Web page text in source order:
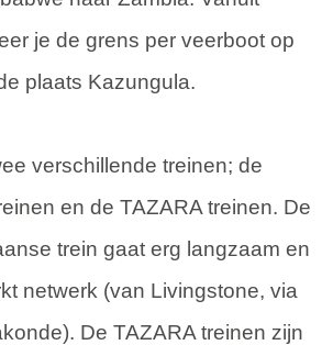
je de grens per veerboot op
plaats Kazungula.
verschillende treinen; de
en de TAZARA treinen. De
trein gaat erg langzaam en
netwerk (van Livingstone, via
De TAZARA treinen zijn